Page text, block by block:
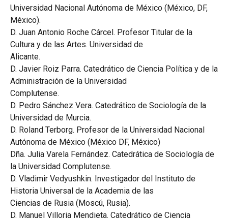
Universidad Nacional Autónoma de México (México, DF,
México).
D. Juan Antonio Roche Cárcel. Profesor Titular de la
Cultura y de las Artes. Universidad de
Alicante.
D. Javier Roiz Parra. Catedrático de Ciencia Política y de la
Administración de la Universidad
Complutense.
D. Pedro Sánchez Vera. Catedrático de Sociología de la
Universidad de Murcia.
D. Roland Terborg. Profesor de la Universidad Nacional
Autónoma de México (México DF, México)
Dña. Julia Varela Fernández. Catedrática de Sociología de
la Universidad Complutense.
D. Vladimir Vedyushkin. Investigador del Instituto de
Historia Universal de la Academia de las
Ciencias de Rusia (Moscú, Rusia).
D. Manuel Villoria Mendieta. Catedrático de Ciencia